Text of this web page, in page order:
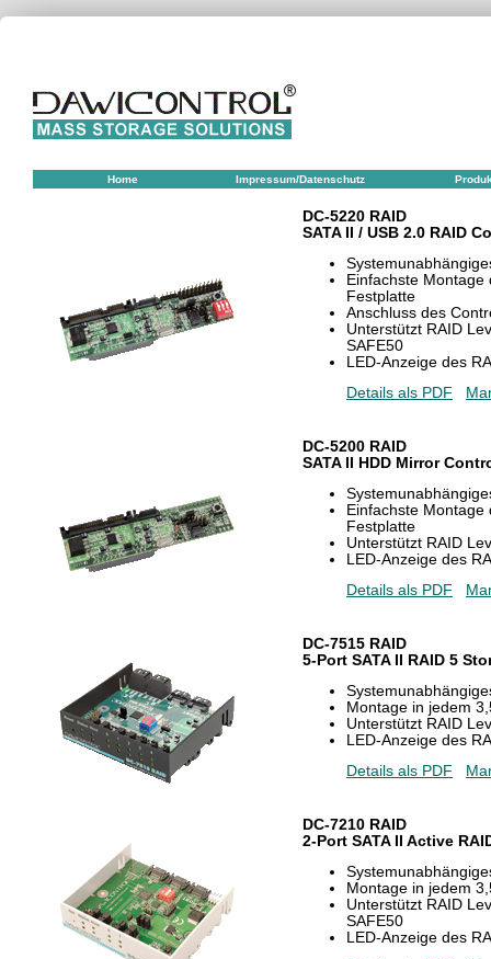
Home Impressum/Datenschutz
DC-5220 RAID
SATA II / USB 2.0 RAID
Einfachste
Festplatte
Anschluss des
Unterstützt RAID
SAFE50
LED-Anzeige des
Details als PDF
DC-5200 RAID
SATA II HDD Mirror
Einfachste
Festplatte
Unterstützt RAID
LED-Anzeige des
Details als PDF
DC-7515 RAID
5-Port SATA II RAID 5
Montage in jedem
Unterstützt RAID
LED-Anzeige des
Details als PDF
DC-7210 RAID
2-Port SATA II Active
Montage in jedem
Unterstützt RAID
SAFE50
LED-Anzeige des